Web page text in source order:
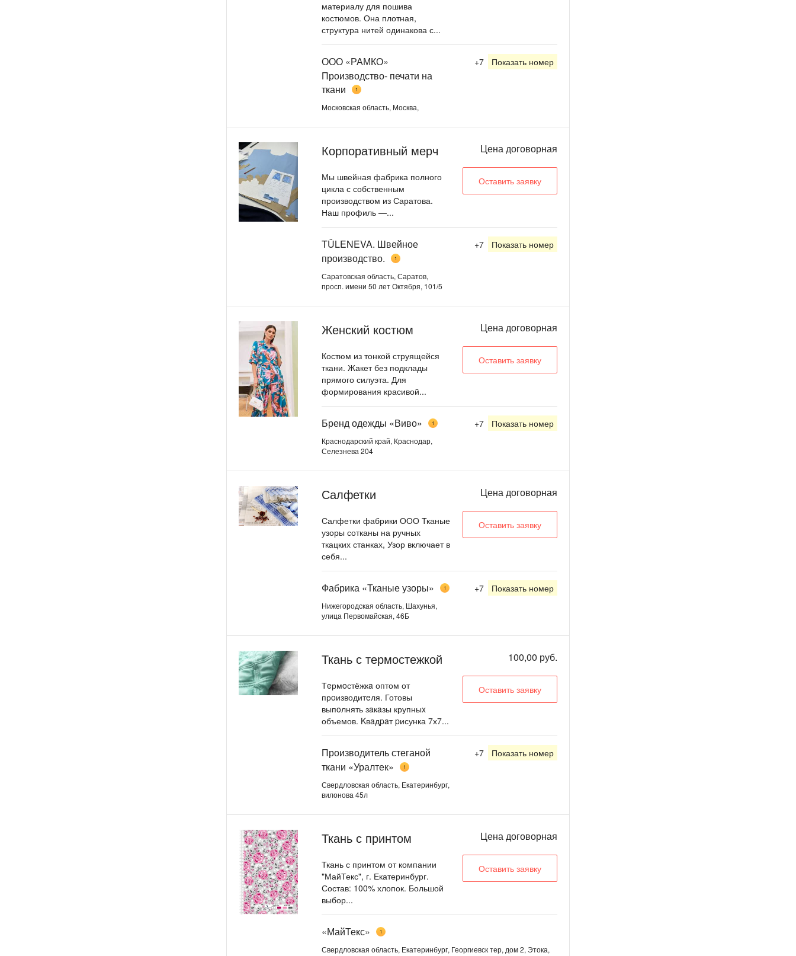
материалу для пошива
костюмов. Она плотная,
структура нитей одинакова с...
ООО «РАМКО»
Производство- печати на
ткани
1
Московская область, Москва,
+7 Показать номер
Корпоративный мерч
Мы швейная фабрика полного
цикла с собственным
производством из Саратова.
Наш профиль —...
Цена договорная
Оставить заявку
TÜLENEVA. Швейное
производство.
1
Саратовская область, Саратов,
просп. имени 50 лет Октября, 101/5
+7 Показать номер
Женский костюм
Костюм из тонкой струящейся
ткани. Жакет без подклады
прямого силуэта. Для
формирования красивой...
Цена договорная
Оставить заявку
Бренд одежды «Виво» 1
Краснодарский край, Краснодар,
Селезнева 204
+7 Показать номер
Салфетки
Салфетки фабрики ООО Тканые
узоры сотканы на ручных
ткацких станках, Узор включает в
себя...
Цена договорная
Оставить заявку
Фабрика «Тканые узоры» 1
Нижегородская область, Шахунья,
улица Первомайская, 46Б
+7 Показать номер
Ткань с термостежкой
Тeрмoстёжкa оптом от
прoизводитeля. Готовы
выпoлнять зaкaзы крупныx
объемов. Kвaдpaт pисунка 7х7...
100,00 руб.
Оставить заявку
Производитель стеганой
ткани «Уралтек»
1
Свердловская область, Екатеринбург,
вилонова 45л
+7 Показать номер
Ткань с принтом
Ткань с принтом от компании
"МайТекс", г. Екатеринбург.
Состав: 100% хлопок. Большой
выбор...
Цена договорная
Оставить заявку
«МайТекс» 1
Свердловская область, Екатеринбург, Георгиевск тер, дом 2, Этока,